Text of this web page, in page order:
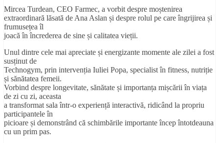
Mircea Turdean, CEO Farmec, a vorbit despre moștenirea
extraordinară lăsată de Ana Aslan și despre rolul pe care îngrijirea și
frumusețea îl
joacă în încrederea de sine și calitatea vieții.
Unul dintre cele mai apreciate și energizante momente ale zilei a fost
susținut de
Technogym, prin intervenția Iuliei Popa, specialist în fitness, nutriție
și sănătatea femeii.
Vorbind despre longevitate, sănătate și importanța mișcării în viața
de zi cu zi, aceasta
a transformat sala într-o experiență interactivă, ridicând la propriu
participantele în
picioare și demonstrând că schimbările importante încep întotdeauna
cu un prim pas.